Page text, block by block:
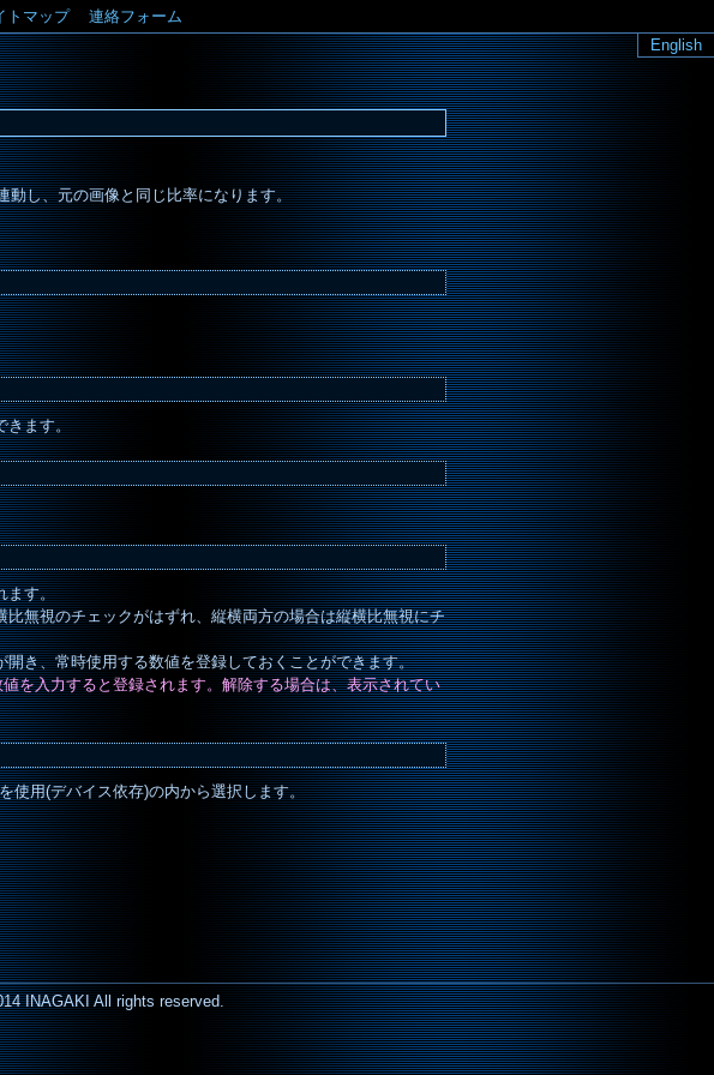
トマップ 連絡フォーム
動し、元の画像と同じ比率になります。
きます。
ます。
無視のチェックがはずれ、縦横両方の場合は縦横比無視にチ
き、常時使用する数値を登録しておくことができます。
を入力すると登録されます。解除する場合は、表示されてい
使用(デバイス依存)の内から選択します。
English
INAGAKI All rights reserved.